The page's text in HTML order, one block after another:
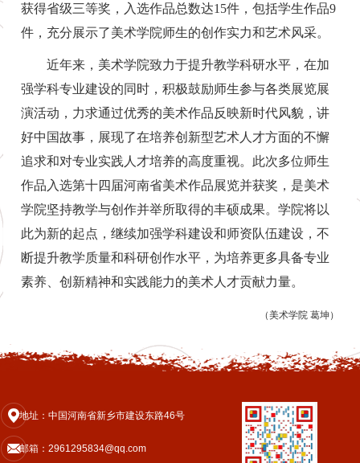
获得省级三等奖，入选作品总数达15件，包括学生作品9
件，充分展示了美术学院师生的创作实力和艺术风采。
近年来，美术学院致力于提升教学科研水平，在加
强学科专业建设的同时，积极鼓励师生参与各类展览展
演活动，力求通过优秀的美术作品反映新时代风貌，讲
好中国故事，展现了在培养创新型艺术人才方面的不懈
追求和对专业实践人才培养的高度重视。此次多位师生
作品入选第十四届河南省美术作品展览并获奖，是美术
学院坚持教学与创作并举所取得的丰硕成果。学院将以
此为新的起点，继续加强学科建设和师资队伍建设，不
断提升教学质量和科研创作水平，为培养更多具备专业
素养、创新精神和实践能力的美术人才贡献力量。
（美术学院 葛坤）
地址：中国河南省新乡市建设东路46号
邮箱：2961295834@qq.com